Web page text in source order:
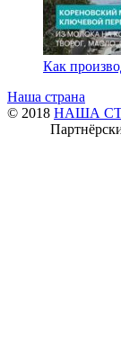
Как
Наша страна
© 2018 НАША